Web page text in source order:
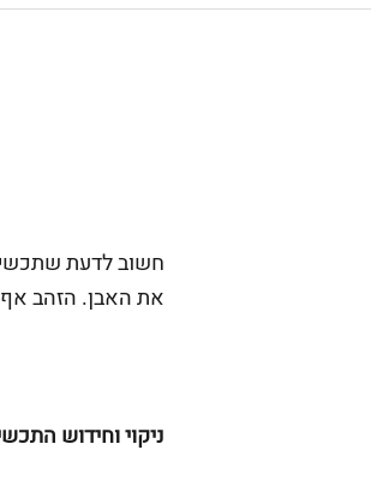
חשוב לדעת
את האבן. הזהב אף
ניקוי וחידוש